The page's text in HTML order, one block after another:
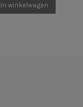
In winkelwagen